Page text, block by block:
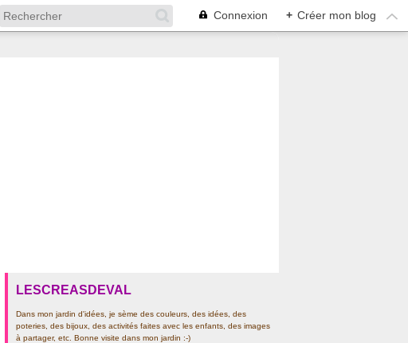
Connexion + Créer mon blog
LESCREASDEVAL
Dans mon jardin d'idées, je sème des couleurs, des idées, des
poteries, des bijoux, des activités faites avec les enfants, des images
à partager, etc. Bonne visite dans mon jardin :-)